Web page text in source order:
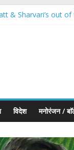
& Sharvari’s out
है’ में शामिल हुए;
ज्वेलरी उद्योग को
को वैश्विक गोल्ड हब बनाने
विदेश मनोरंजन /